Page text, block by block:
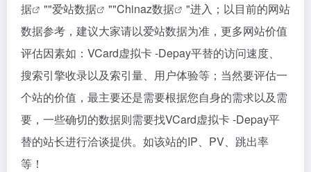
据
""爱站数据 ""Chinaz数据
"进入；以目前的网站
数据参考，建议大家请以爱站数据为准，更多网站价值
评估因素如：VCard虚拟卡 -Depay平替的访问速度、
搜索引擎收录以及索引量、用户体验等；当然要评估一
个站的价值，最主要还是需要根据您自身的需求以及需
要，一些确切的数据则需要找VCard虚拟卡 -Depay平
替的站长进行洽谈提供。如该站的IP、PV、跳出率
等！